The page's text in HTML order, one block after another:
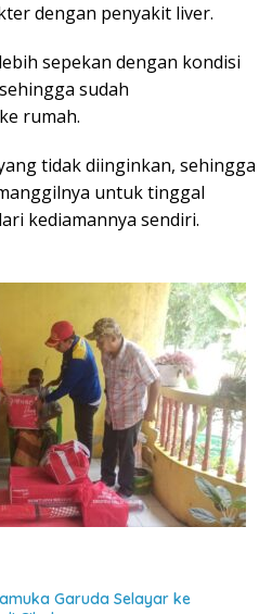
dengan penyakit liver.
sepekan dengan kondisi
sudah
rumah.
tidak diinginkan, sehingga
untuk tinggal
kediamannya sendiri.
Garuda Selayar ke